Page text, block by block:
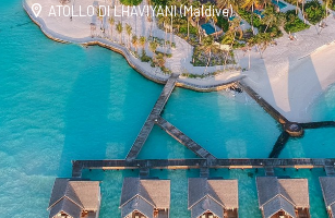
ATOLLO DI LHAVIYANI (Maldive)